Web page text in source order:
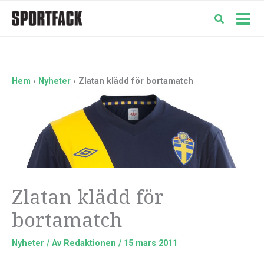
Hem Nyheter Zlatan klädd för bortamatch
Zlatan klädd för
bortamatch
Nyheter / Av Redaktionen / 15 mars 2011